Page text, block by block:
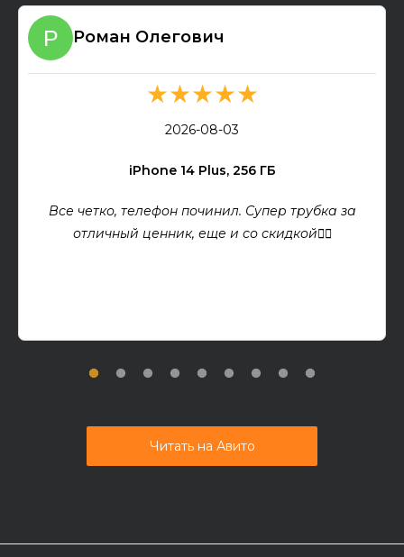
Роман Олегович
★★★★★
2026-08-03
iPhone 14 Plus, 256 ГБ
Все четко, телефон починил. Супер трубка за
отличный ценник, еще и со скидкой👍🏻
Читать на Авито